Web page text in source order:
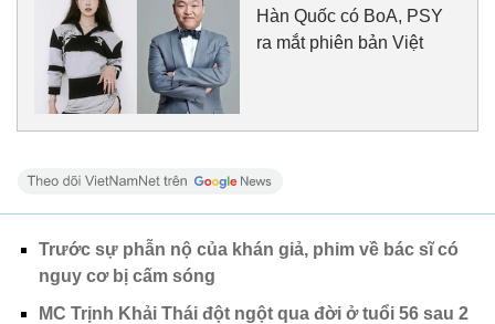
Hàn Quốc có BoA, PSY
ra mắt phiên bản Việt
Trước sự phẫn nộ của khán giả, phim về bác sĩ có
nguy cơ bị cấm sóng
MC Trịnh Khải Thái đột ngột qua đời ở tuổi 56 sau 2